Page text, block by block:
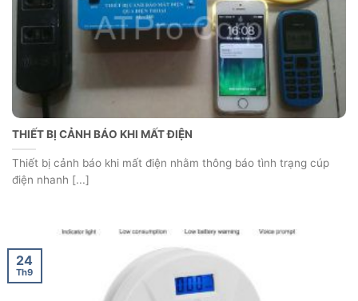
THIẾT BỊ CẢNH BÁO KHI MẤT ĐIỆN
Thiết bị cảnh báo khi mất điện nhằm thông báo tình trạng cúp
điện nhanh [...]
24
Th9